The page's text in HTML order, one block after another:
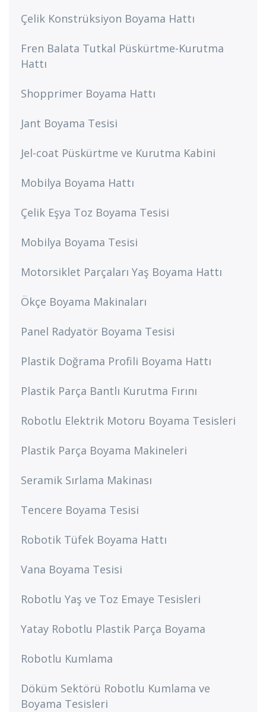
Çelik Konstrüksiyon Boyama Hattı
Fren Balata Tutkal Püskürtme-Kurutma
Hattı
Shopprimer Boyama Hattı
Jant Boyama Tesisi
Jel-coat Püskürtme ve Kurutma Kabini
Mobilya Boyama Hattı
Çelik Eşya Toz Boyama Tesisi
Mobilya Boyama Tesisi
Motorsiklet Parçaları Yaş Boyama Hattı
Ökçe Boyama Makinaları
Panel Radyatör Boyama Tesisi
Plastik Doğrama Profili Boyama Hattı
Plastik Parça Bantlı Kurutma Fırını
Robotlu Elektrik Motoru Boyama Tesisleri
Plastik Parça Boyama Makineleri
Seramik Sırlama Makinası
Tencere Boyama Tesisi
Robotik Tüfek Boyama Hattı
Vana Boyama Tesisi
Robotlu Yaş ve Toz Emaye Tesisleri
Yatay Robotlu Plastik Parça Boyama
Robotlu Kumlama
Döküm Sektörü Robotlu Kumlama ve
Boyama Tesisleri